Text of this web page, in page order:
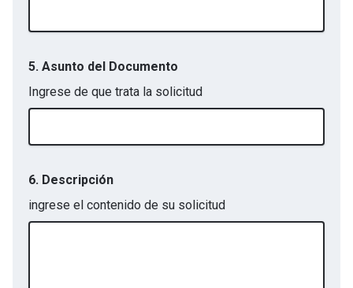
5. Asunto del Documento
Ingrese de que trata la solicitud
6. Descripción
ingrese el contenido de su solicitud